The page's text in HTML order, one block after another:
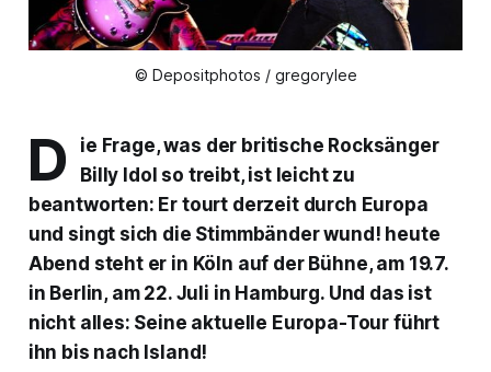
© Depositphotos / gregorylee
D
ie Frage, was der britische Rocksänger
Billy Idol so treibt, ist leicht zu
beantworten: Er tourt derzeit durch Europa
und singt sich die Stimmbänder wund! heute
Abend steht er in Köln auf der Bühne, am 19.7.
in Berlin, am 22. Juli in Hamburg. Und das ist
nicht alles: Seine aktuelle Europa-Tour führt
ihn bis nach Island!